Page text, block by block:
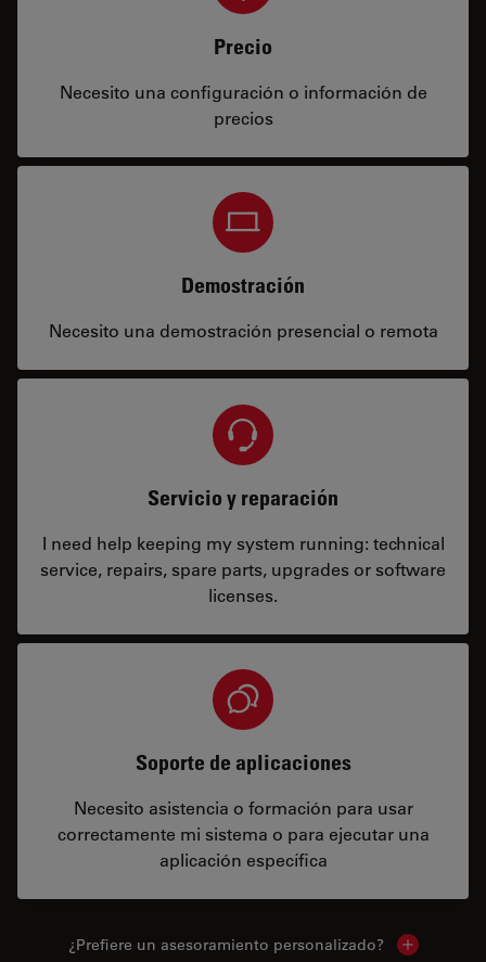
Precio
Necesito una configuración o información de
precios
Demostración
Necesito una demostración presencial o remota
Servicio y reparación
I need help keeping my system running: technical
service, repairs, spare parts, upgrades or software
licenses.
Soporte de aplicaciones
Necesito asistencia o formación para usar
correctamente mi sistema o para ejecutar una
aplicación específica
¿Prefiere un asesoramiento personalizado? Show local